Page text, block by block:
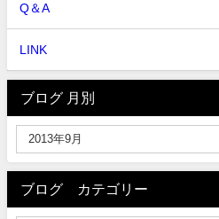
Q＆A
LINK
ブログ 月別
ブログ カテゴリー